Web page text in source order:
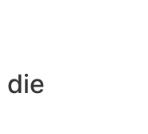
die